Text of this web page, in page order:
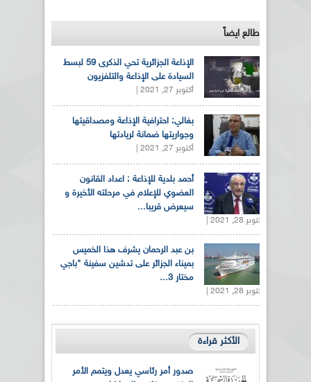
طالع ايضاً
الإذاعة الجزائرية تحي الذكرى 59 لبسط
السيادة على الإذاعة والتلفزيون
أكتوبر 27, 2021 |
بغالي: احترافية الإذاعة ومصداقيتها
وجواريتها ضمانة لريادتها
أكتوبر 27, 2021 |
أحمد بلدية للإذاعة : اعداد القانون
العضوي للإعلام في مرحلته الأخيرة و
سيعرض قريبا...
أكتوبر 28, 2021 |
بن عبد الرحمان يشرف هذا الخميس
بميناء الجزائر على تدشين سفينة "باجي
مختار 3...
أكتوبر 28, 2021 |
الأكثر قراءة
صدور أمر رئاسي يعدل ويتمم الأمر